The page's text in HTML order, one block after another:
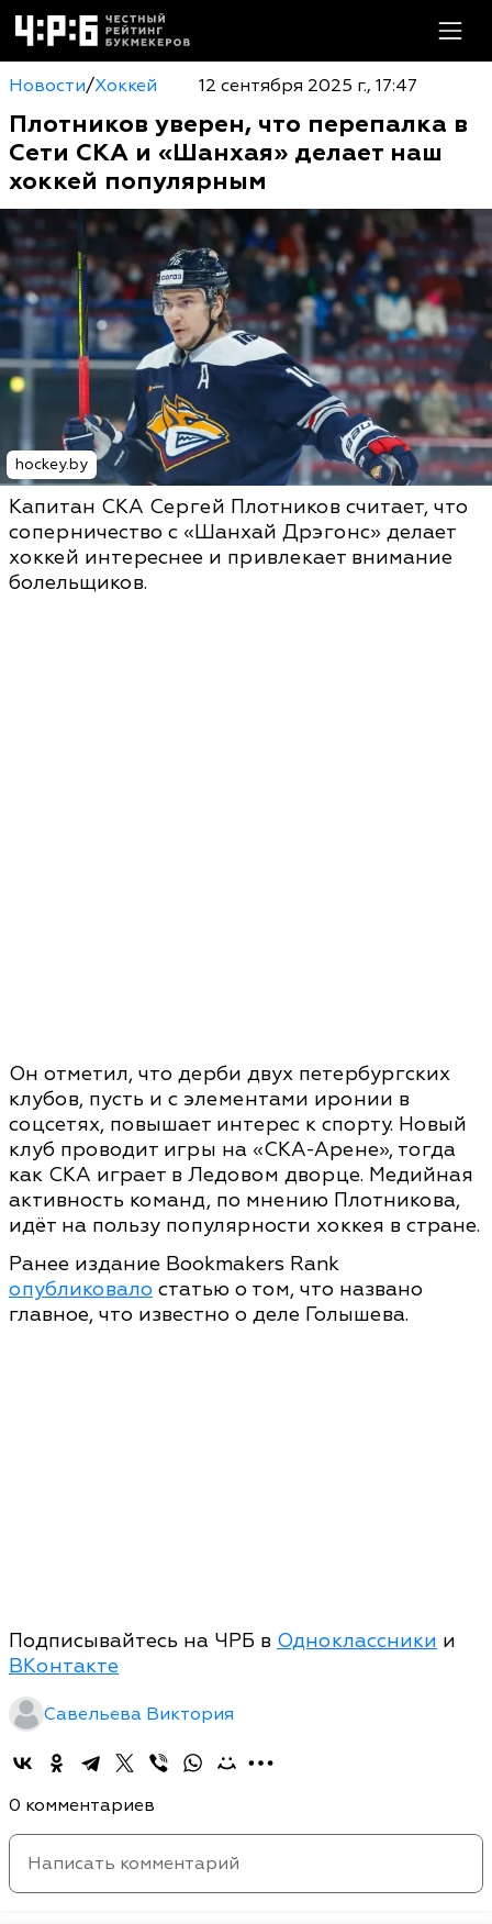
Новости/Хоккей 12 сентября 2025 г., 17:47
Плотников уверен, что перепалка в
Сети СКА и «Шанхая» делает наш
хоккей популярным
hockey.by
Капитан СКА Сергей Плотников считает, что
соперничество с «Шанхай Дрэгонс» делает
хоккей интереснее и привлекает внимание
болельщиков.
Он отметил, что дерби двух петербургских
клубов, пусть и с элементами иронии в
соцсетях, повышает интерес к спорту. Новый
клуб проводит игры на «СКА-Арене», тогда
как СКА играет в Ледовом дворце. Медийная
активность команд, по мнению Плотникова,
идёт на пользу популярности хоккея в стране.
Ранее издание Bookmakers Rank
опубликовало статью о том, что названо
главное, что известно о деле Голышева.
Подписывайтесь на ЧРБ в Одноклассники и
ВКонтакте
Савельева Виктория
0 комментариев